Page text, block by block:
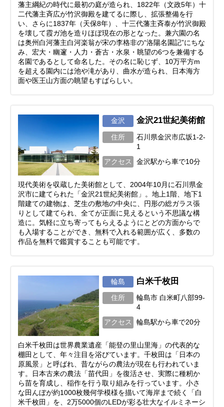
藩主綱紀の時代に最初の庭が造られ、1822年（文政5年）十
二代藩主斉広が竹沢御殿を建てるに際し、拡張整備を行
い、さらに1837年（天保8年）、十三代藩主斉泰が竹沢御殿
を壊して霞ガ池を造りほぼ現在の形となった。兼六園の名
は奥州白河藩主白河楽翁が宋の李格非の“洛陽名園記”にちな
み、宏大・幽邃・人力・蒼古・水泉・眺望の6つを兼備する
名園であるとして命名した。その名に恥じず、10万平方m
を超える園内には池や滝があり、曲水が造られ、日本海方
面や医王山方面の眺望もすばらしい。
金沢 金沢21世紀美術館
住所
石川県金沢市広坂1-2-
1
アクセス
金沢駅から車で10分
現代美術を収蔵した美術館として、2004年10月に石川県金
沢市に建てられた「金沢21世紀美術館」。地上1階、地下1
階建ての建物は、芝生の敷地の中央に、円形の総ガラス張
りとして建てられ、全てが正面に見えるという不思議な構
造に。気軽に立ち寄ってもらえるようにとどの方面からで
も入場することができ、無料で入れる範囲が広く、多数の
作品を無料で鑑賞することも可能です。
輪島 白米千枚田
住所
輪島市 白米町八部99-
4
アクセス
輪島駅から車で20分
白米千枚田は世界農業遺産「能登の里山里海」の代表的な
棚田として、年々注目を浴びています。千枚田は「日本の
原風景」と呼ばれ、昔ながらの農法が現在も行われていま
す。日本古来の農法「苗代田」を復活させ、実際に種籾か
ら苗を育成し、稲作を行う取り組みを行っています。小さ
な田んぼが約1000枚幾何学模様を描いて海岸まで続く「白
米千枚田」を、2万5000個のLEDが彩る壮大なイルミネーシ